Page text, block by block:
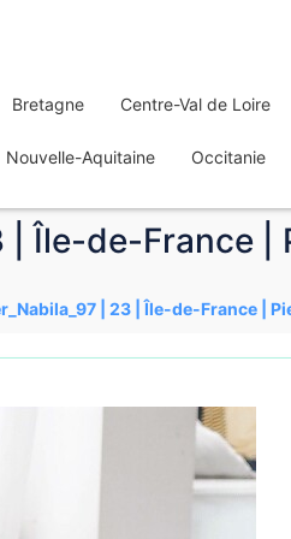
Bretagne Centre-Val de Loire
Nouvelle-Aquitaine Occitanie
| Île-de-France
| 23 | Île-de-France |